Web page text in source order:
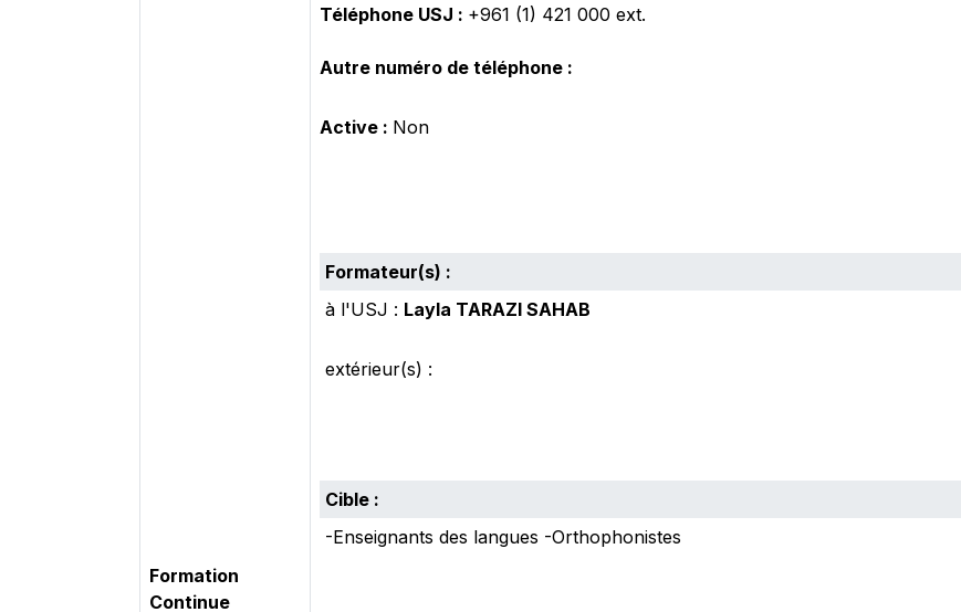
Formation
Continue
Téléphone USJ : +961 (1) 421 000 ext.
Autre numéro de téléphone :
Active : Non
Formateur(s) :
à l'USJ : Layla TARAZI SAHAB
extérieur(s) :
Cible :
-Enseignants des langues -Orthophonistes